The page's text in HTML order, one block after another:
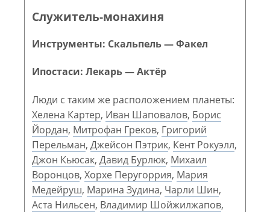
Служитель-монахиня
Инструменты: Скальпель — Факел
Ипостаси: Лекарь — Актёр
Люди с таким же расположением планеты:
Хелена Картер, Иван Шаповалов, Борис
Йордан, Митрофан Греков, Григорий
Перельман, Джейсон Пэтрик, Кент Рокуэлл,
Джон Кьюсак, Давид Бурлюк, Михаил
Воронцов, Хорхе Перугоррия, Мария
Медейруш, Марина Зудина, Чарли Шин,
Аста Нильсен, Владимир Шойжилжапов,